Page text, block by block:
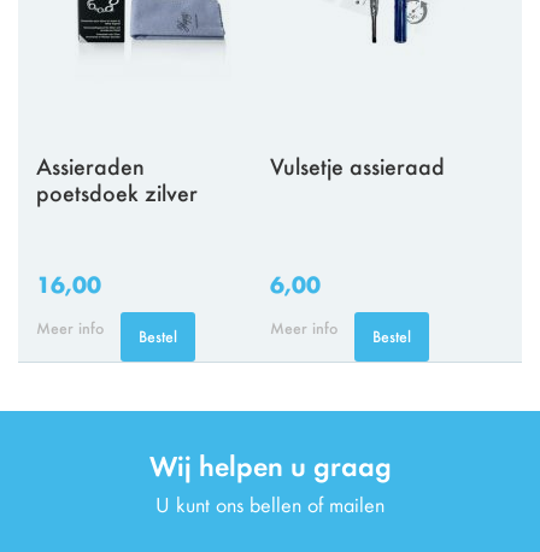
Assieraden
poetsdoek zilver
16,00
Meer info Bestel
Vulsetje assieraad
6,00
Meer info Bestel
Wij helpen u graag
U kunt ons bellen of mailen